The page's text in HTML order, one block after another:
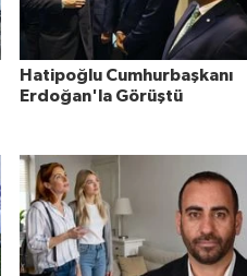
Hatipoğlu Cumhurbaşkanı
Erdoğan'la Görüştü